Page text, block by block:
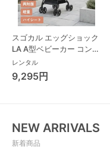
スゴカル エッグショック
LA A型ベビーカー コンビ
(Combi)
レンタル
9,295円
NEW ARRIVALS
新着商品